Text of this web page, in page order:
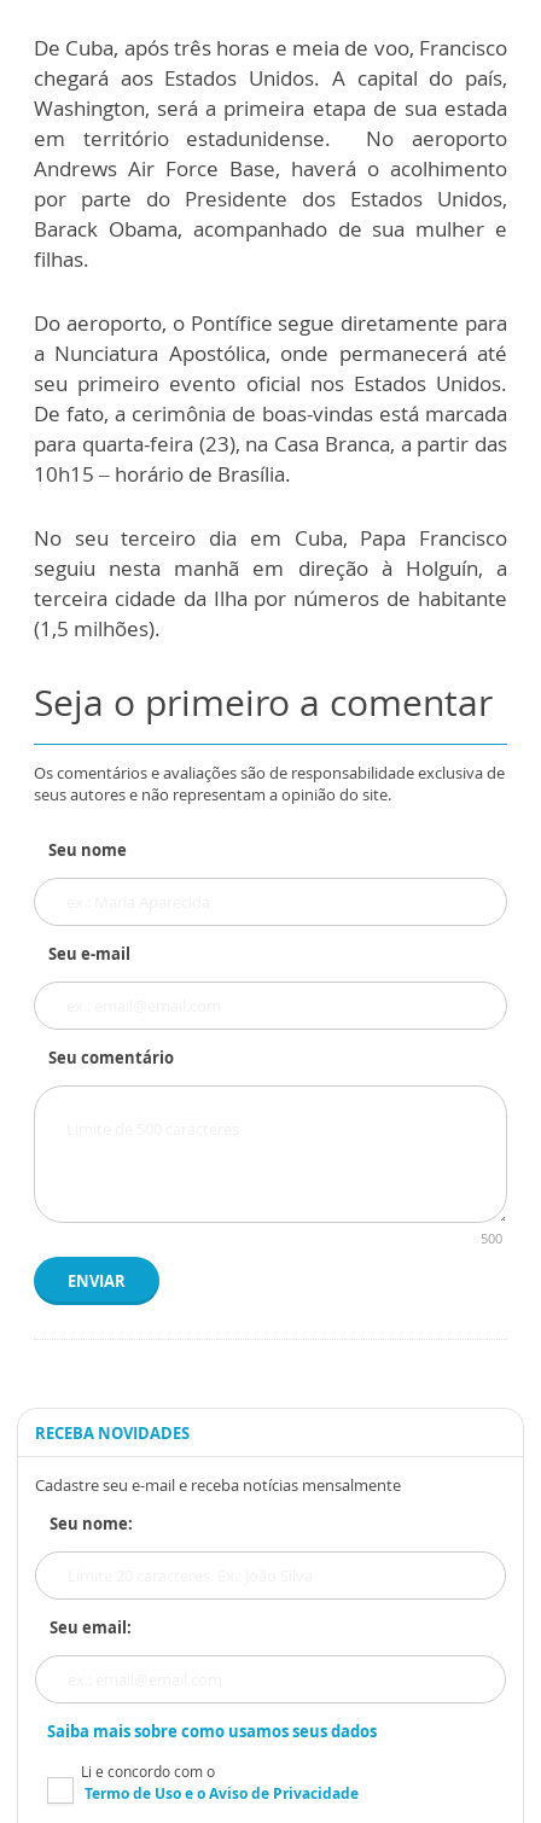
De Cuba, após três horas e meia de voo, Francisco
chegará aos Estados Unidos. A capital do país,
Washington, será a primeira etapa de sua estada
em território estadunidense. No aeroporto
Andrews Air Force Base, haverá o acolhimento
por parte do Presidente dos Estados Unidos,
Barack Obama, acompanhado de sua mulher e
filhas.
Do aeroporto, o Pontífice segue diretamente para
a Nunciatura Apostólica, onde permanecerá até
seu primeiro evento oficial nos Estados Unidos.
De fato, a cerimônia de boas-vindas está marcada
para quarta-feira (23), na Casa Branca, a partir das
10h15 – horário de Brasília.
No seu terceiro dia em Cuba, Papa Francisco
seguiu nesta manhã em direção à Holguín, a
terceira cidade da Ilha por números de habitante
(1,5 milhões).
Seja o primeiro a comentar
Os comentários e avaliações são de responsabilidade exclusiva de
seus autores e não representam a opinião do site.
Seu nome
Seu e-mail
Seu comentário
500
ENVIAR
RECEBA NOVIDADES
Cadastre seu e-mail e receba notícias mensalmente
Seu nome:
Seu email:
Saiba mais sobre como usamos seus dados
Li e concordo com o
Termo de Usoe oAviso de Privacidade